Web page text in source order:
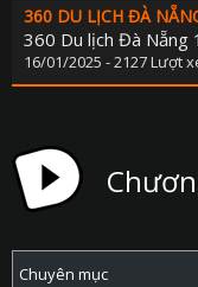
360 DU LỊCH ĐÀ
360 Du lịch Đà Nẵng
16/01/2025 - 2127 Lượt